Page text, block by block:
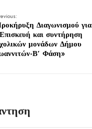
Διαγωνισμού για
και συντήρηση
μονάδων Δήμου
Β’ Φάση»